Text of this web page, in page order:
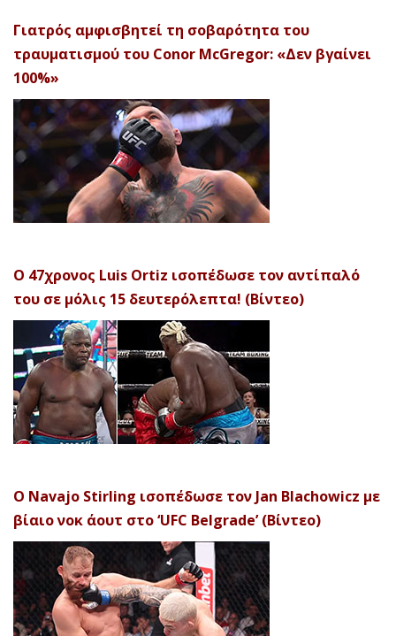
Γιατρός αμφισβητεί τη σοβαρότητα του
τραυματισμού του Conor McGregor: «Δεν βγαίνει
100%»
Ο 47χρονος Luis Ortiz ισοπέδωσε τον αντίπαλό
του σε μόλις 15 δευτερόλεπτα! (Βίντεο)
Ο Navajo Stirling ισοπέδωσε τον Jan Blachowicz με
βίαιο νοκ άουτ στο ‘UFC Belgrade’ (Βίντεο)